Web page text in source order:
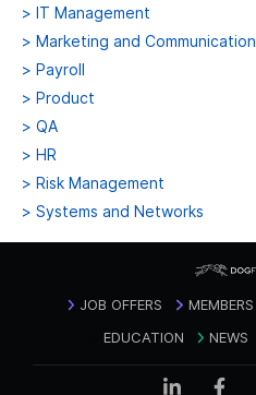
> IT Management
> Marketing and Communication
> Payroll
> Product
> QA
> HR
> Risk Management
> Systems and Networks
JOB OFFERS MEMBERS
EDUCATION
NEWS